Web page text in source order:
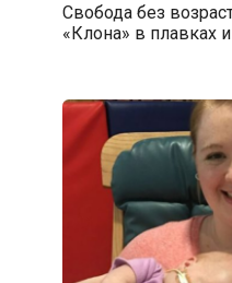
Свобода без
«Клона» в плавках